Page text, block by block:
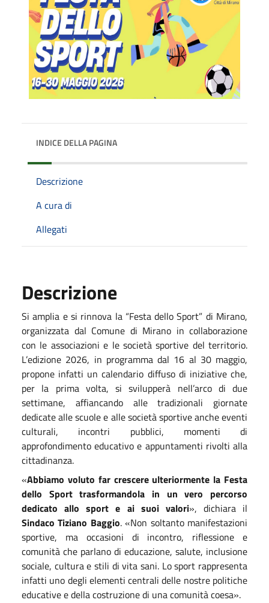
INDICE DELLA PAGINA
Descrizione
A cura di
Allegati
Descrizione
Si amplia e si rinnova la “Festa dello Sport” di Mirano,
organizzata dal Comune di Mirano in collaborazione
con le associazioni e le società sportive del territorio.
L’edizione 2026, in programma dal 16 al 30 maggio,
propone infatti un calendario diffuso di iniziative che,
per la prima volta, si svilupperà nell’arco di due
settimane, affiancando alle tradizionali giornate
dedicate alle scuole e alle società sportive anche eventi
culturali, incontri pubblici, momenti di
approfondimento educativo e appuntamenti rivolti alla
cittadinanza.
«Abbiamo voluto far crescere ulteriormente la Festa
dello Sport trasformandola in un vero percorso
dedicato allo sport e ai suoi valori», dichiara il
Sindaco Tiziano Baggio. «Non soltanto manifestazioni
sportive, ma occasioni di incontro, riflessione e
comunità che parlano di educazione, salute, inclusione
sociale, cultura e stili di vita sani. Lo sport rappresenta
infatti uno degli elementi centrali delle nostre politiche
educative e della costruzione di una comunità coesa».